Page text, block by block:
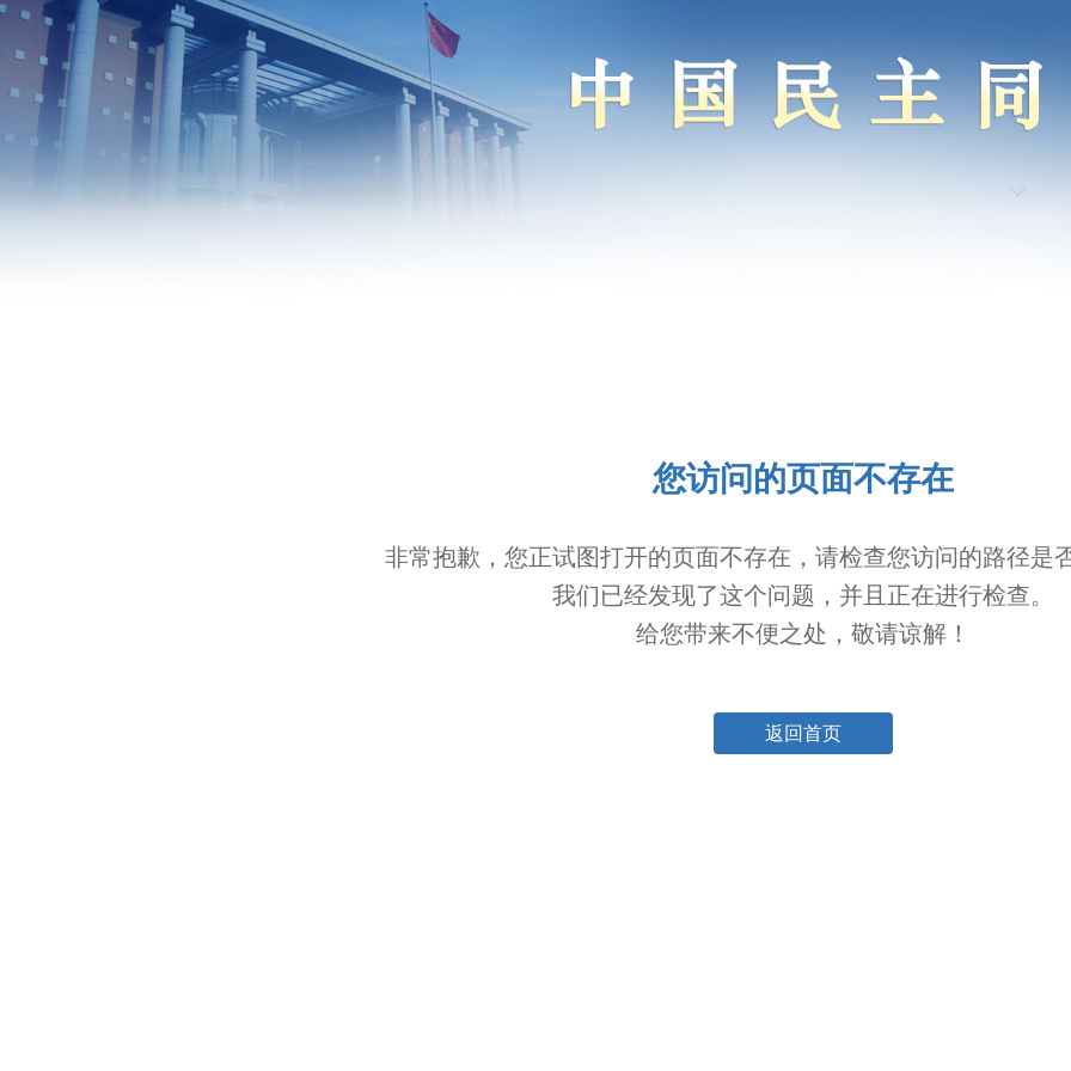
您访问的页面不存在
非常抱歉，您正试图打开的页面不存在，请检查您访问的路径是
我们已经发现了这个问题，并且正在进行检查。
给您带来不便之处，敬请谅解！
返回首页